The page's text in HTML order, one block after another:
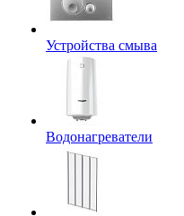
Устройства смыва
Водонагреватели